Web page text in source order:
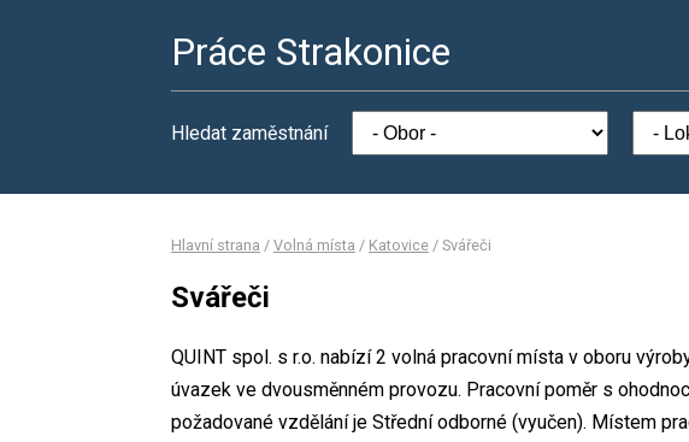
Práce Strakonice
Hledat zaměstnání
Hlavní strana / Volná místa / Katovice / Svářeči
Svářeči
QUINT spol. s r.o. nabízí 2 volná pracovní místa v oboru
úvazek ve dvousměnném provozu. Pracovní poměr s
požadované vzdělání je Střední odborné (vyučen). Místem